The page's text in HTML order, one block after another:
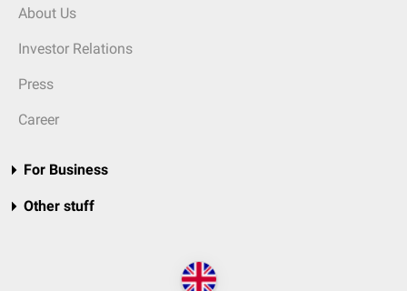
About Us
Investor Relations
Press
Career
For Business
Other stuff